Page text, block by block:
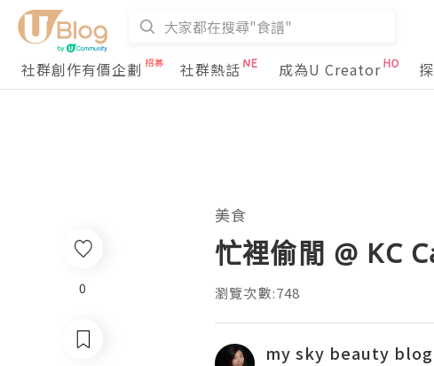
社群創作有價企劃
社群熱話 成為U Creator
0
美食
忙裡偷閒 @ KC
瀏覽次數:748
my sky beauty blog